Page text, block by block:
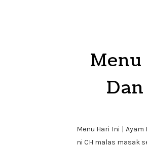
Menu Hari Ini |
ni CH malas masak